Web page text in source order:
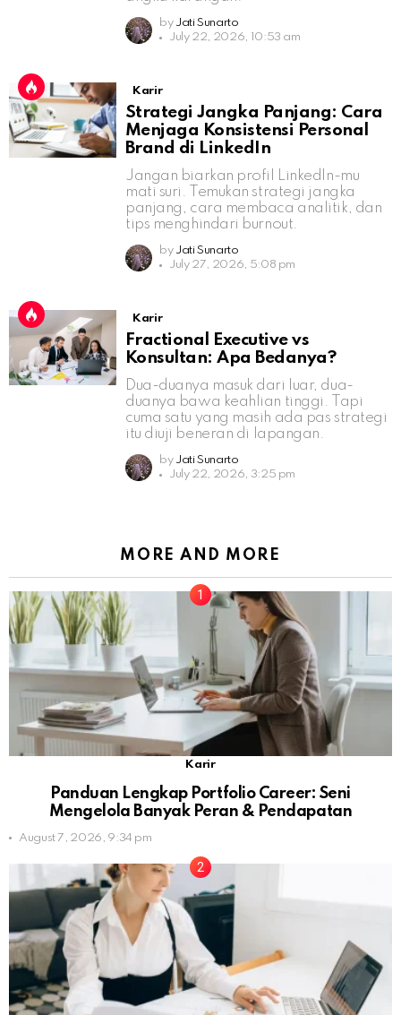
by Jati Sunarto
July 22, 2026, 10:53 am
Karir
Strategi Jangka Panjang: Cara
Menjaga Konsistensi Personal
Brand di LinkedIn
Jangan biarkan profil LinkedIn-mu
mati suri. Temukan strategi jangka
panjang, cara membaca analitik, dan
tips menghindari burnout.
by Jati Sunarto
July 27, 2026, 5:08 pm
Karir
Fractional Executive vs
Konsultan: Apa Bedanya?
Dua-duanya masuk dari luar, dua-
duanya bawa keahlian tinggi. Tapi
cuma satu yang masih ada pas strategi
itu diuji beneran di lapangan.
by Jati Sunarto
July 22, 2026, 3:25 pm
MORE AND MORE
Karir
Panduan Lengkap Portfolio Career: Seni
Mengelola Banyak Peran & Pendapatan
August 7, 2026, 9:34 pm